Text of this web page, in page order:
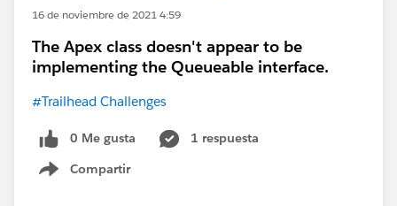
16 de noviembre de 2021 4:59
The Apex class doesn't appear to be
implementing the Queueable interface.
#Trailhead Challenges
0 Me gusta
1 respuesta
Compartir
Show menu